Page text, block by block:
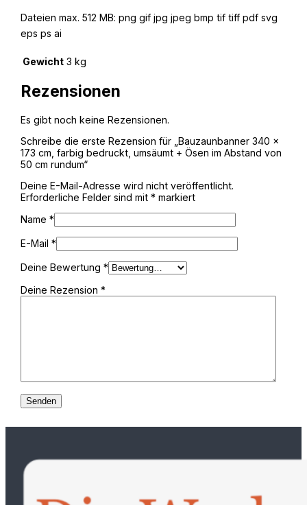
Dateien max. 512 MB: png gif jpg jpeg bmp tif tiff pdf svg
eps ps ai
Gewicht 3 kg
Rezensionen
Es gibt noch keine Rezensionen.
Schreibe die erste Rezension für „Bauzaunbanner 340 x
173 cm, farbig bedruckt, umsäumt + Ösen im Abstand von
50 cm rundum“
Deine E-Mail-Adresse wird nicht veröffentlicht.
Erforderliche Felder sind mit *markiert
Name *
E-Mail *
Deine Bewertung *
Deine Rezension *